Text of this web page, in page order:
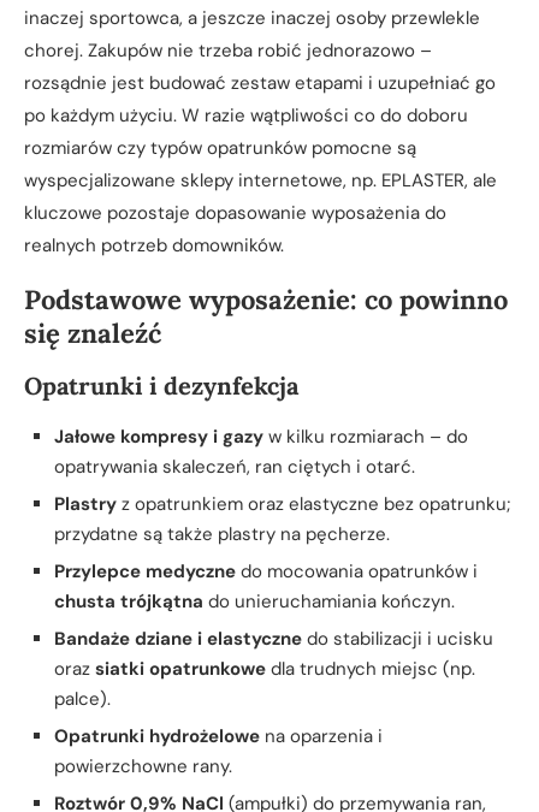
inaczej sportowca, a jeszcze inaczej osoby przewlekle
chorej. Zakupów nie trzeba robić jednorazowo –
rozsądnie jest budować zestaw etapami i uzupełniać go
po każdym użyciu. W razie wątpliwości co do doboru
rozmiarów czy typów opatrunków pomocne są
wyspecjalizowane sklepy internetowe, np. EPLASTER, ale
kluczowe pozostaje dopasowanie wyposażenia do
realnych potrzeb domowników.
Podstawowe wyposażenie: co powinno
się znaleźć
Opatrunki i dezynfekcja
Jałowe kompresy i gazy w kilku rozmiarach – do
opatrywania skaleczeń, ran ciętych i otarć.
Plastry z opatrunkiem oraz elastyczne bez opatrunku;
przydatne są także plastry na pęcherze.
Przylepce medyczne do mocowania opatrunków i
chusta trójkątna do unieruchamiania kończyn.
Bandaże dziane i elastyczne do stabilizacji i ucisku
oraz siatki opatrunkowe dla trudnych miejsc (np.
palce).
Opatrunki hydrożelowe na oparzenia i
powierzchowne rany.
Roztwór 0,9% NaCl (ampułki) do przemywania ran,